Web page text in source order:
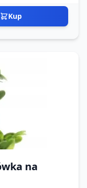
Kup
na